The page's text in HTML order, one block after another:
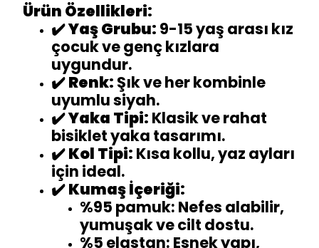
Ürün Özellikleri:
✔️Yaş Grubu: 9-15 yaş arası kız
çocuk ve genç kızlara
uygundur.
✔️Renk: Şık ve her kombinle
uyumlu siyah.
✔️Yaka Tipi: Klasik ve rahat
bisiklet yaka tasarımı.
✔️Kol Tipi: Kısa kollu, yaz ayları
için ideal.
✔️Kumaş İçeriği:
%95 pamuk: Nefes alabilir,
yumuşak ve cilt dostu.
%5 elastan: Esnek yapı,